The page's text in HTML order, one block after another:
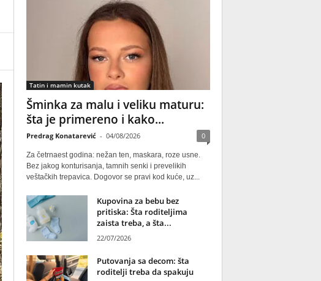
Tatin i mamin kutak
Šminka za malu i veliku maturu:
šta je primereno i kako...
Predrag Konatarević - 04/08/2026 0
Za četrnaest godina: nežan ten, maskara, roze usne.
Bez jakog konturisanja, tamnih senki i prevelikih
veštačkih trepavica. Dogovor se pravi kod kuće, uz...
Kupovina za bebu bez
pritiska: Šta roditeljima
zaista treba, a šta...
22/07/2026
Putovanja sa decom: šta
roditelji treba da spakuju